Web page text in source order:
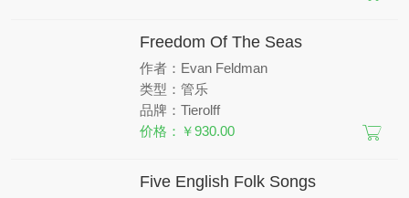
Freedom Of The Seas
作者：Evan Feldman
类型：管乐
品牌：Tierolff
价格：￥930.00
Five English Folk Songs